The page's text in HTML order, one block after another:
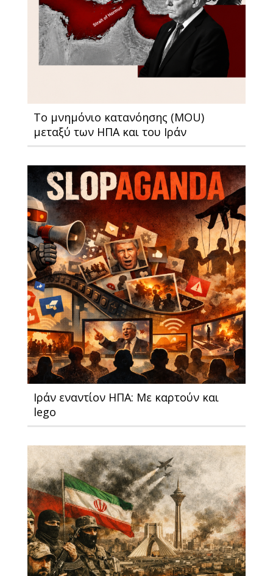
Το μνημόνιο κατανόησης (MOU)
μεταξύ των ΗΠΑ και του Ιράν
Ιράν εναντίον ΗΠΑ: Με καρτούν και
lego